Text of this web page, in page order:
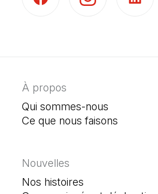
À propos
Qui sommes-nous
Ce que nous faisons
Nouvelles
Nos histoires